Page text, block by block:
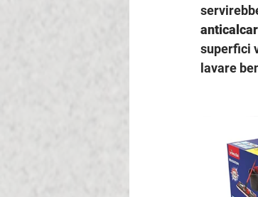
superfici
lavare